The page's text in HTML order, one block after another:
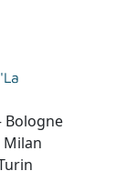
Bologne
Milan